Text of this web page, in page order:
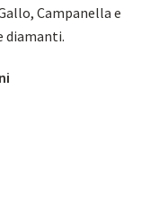
Campanella e
diamanti.